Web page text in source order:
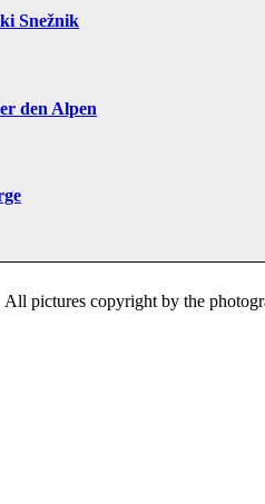
Snežnik
den Alpen
All pictures copyright by the